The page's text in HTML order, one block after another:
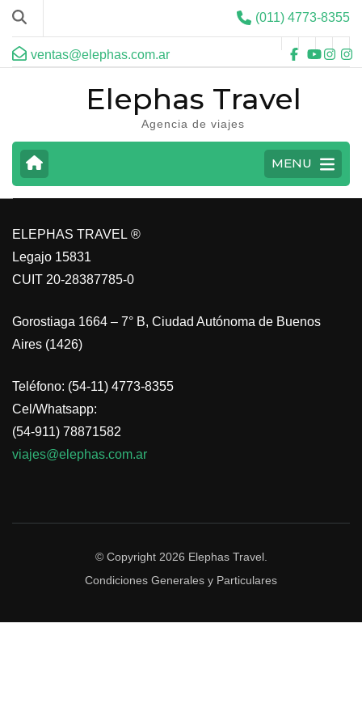
(011) 4773-8355
ventas@elephas.com.ar
Elephas Travel
Agencia de viajes
MENU
ELEPHAS TRAVEL ®
Legajo 15831
CUIT 20-28387785-0
Gorostiaga 1664 – 7° B, Ciudad Autónoma de Buenos
Aires (1426)
Teléfono: (54-11) 4773-8355
Cel/Whatsapp:
(54-911) 78871582
viajes@elephas.com.ar
© Copyright 2026 Elephas Travel.
Condiciones Generales y Particulares